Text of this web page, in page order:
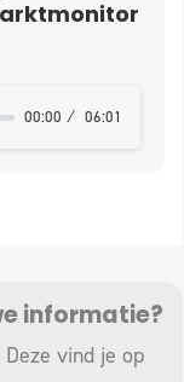
00:00 06:01
informatie?
vind je op